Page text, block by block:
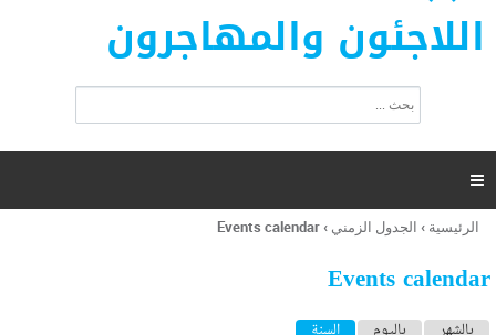
اللاجئون والمهاجرون
ت
ر
ل
ح
ب

أنت
هنا
الرئيسية › الجدول الزمني ›
Events calendar
Events calendar